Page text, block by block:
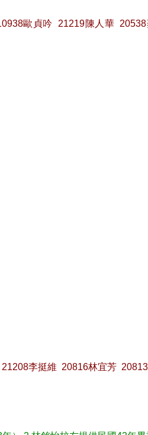
歐貞吟  21219陳人華
李挺維  20816林宜芳  20813